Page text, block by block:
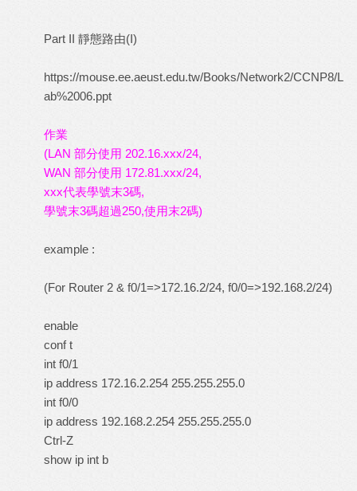
Part II 靜態路由(I)
https://mouse.ee.aeust.edu.tw/Books/Network2/CCNP8/L
ab%2006.ppt
作業
(LAN 部分使用 202.16.xxx/24,
WAN 部分使用 172.81.xxx/24,
xxx代表學號末3碼,
學號末3碼超過250,使用末2碼)
example :
(For Router 2 & f0/1=>172.16.2/24, f0/0=>192.168.2/24)
enable
conf t
int f0/1
ip address 172.16.2.254 255.255.255.0
int f0/0
ip address 192.168.2.254 255.255.255.0
Ctrl-Z
show ip int b